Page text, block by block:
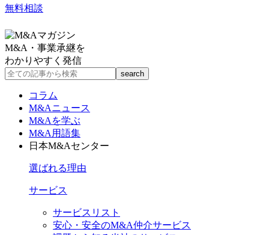
無料相談
M&A・事業承継を
わかりやすく発信
コラム
M&Aニュース
M&Aを学ぶ
M&A用語集
日本M&Aセンター
選ばれる理由
サービス
サービスリスト
安心・安全のM&A仲介サービス